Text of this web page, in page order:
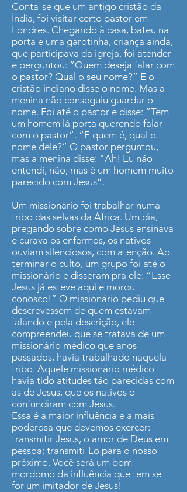
Conta-se que um antigo cristão da
Índia, foi visitar certo pastor em
Londres. Chegando à casa, bateu na
porta e uma garotinha, criança ainda,
que participava da igreja, foi atender
e perguntou: “Quem deseja falar com
o pastor? Qual o seu nome?” E o
cristão indiano disse o nome. Mas a
menina não conseguiu guardar o
nome. Foi até o pastor e disse: “Tem
um homem lá porta querendo falar
com o pastor”. “E quem é, qual o
nome dele?” O pastor perguntou,
mas a menina disse: “Ah! Eu não
entendi, não; mas é um homem muito
parecido com Jesus”.
Um missionário foi trabalhar numa
tribo das selvas da África. Um dia,
pregando sobre como Jesus ensinava
e curava os enfermos, os nativos
ouviam silenciosos, com atenção. Ao
terminar o culto, um grupo foi até o
missionário e disseram pra ele: “Esse
Jesus já esteve aqui e morou
conosco!” O missionário pediu que
descrevessem de quem estavam
falando e pela descrição, ele
compreendeu que se tratava de um
missionário médico que anos
passados, havia trabalhado naquela
tribo. Aquele missionário médico
havia tido atitudes tão parecidas com
as de Jesus, que os nativos o
confundiram com Jesus.
Essa é a maior influência e a mais
poderosa que devemos exercer:
transmitir Jesus, o amor de Deus em
pessoa; transmiti-Lo para o nosso
próximo. Você será um bom
mordomo da influência que tem se
for um imitador de Jesus!